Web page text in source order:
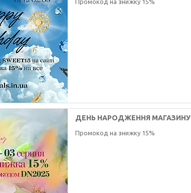
Промокод на знижку 15%
ДЕНЬ НАРОДЖЕННЯ МАГАЗИНУ
Промокод на знижку 15%